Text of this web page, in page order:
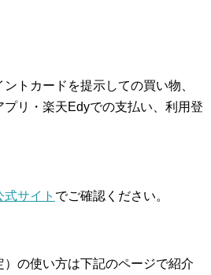
トカードを提示しての買い物、
リ・楽天Edyでの支払い、利用登
式サイト でご確認ください。
の使い方は下記のページで紹介